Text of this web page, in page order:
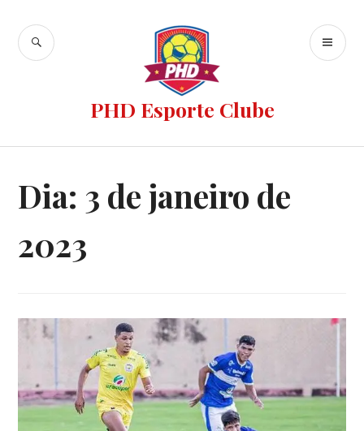
PHD Esporte Clube
Dia: 3 de janeiro de
2023